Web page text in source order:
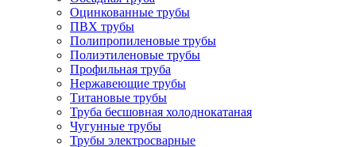
Оцинкованные трубы
ПВХ трубы
Полипропиленовые трубы
Полиэтиленовые трубы
Профильная труба
Нержавеющие трубы
Титановые трубы
Труба бесшовная холоднокатаная
Чугунные трубы
Трубы электросварные